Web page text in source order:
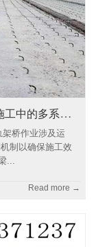
湖北随州高铁架桥机租赁公司 轻轨架桥施工中的多系统协调管理
桥作业涉及运
制以确保施工效
...
Read more →